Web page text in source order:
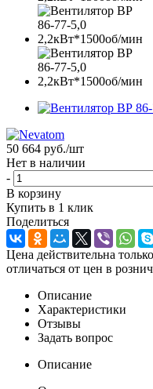
50 664 руб./шт
Нет в наличии
-
В корзину
Купить в 1 клик
Поделиться
Цена действительна
отличаться от цен в
Описание
Характеристики
Отзывы
Задать вопрос
Описание